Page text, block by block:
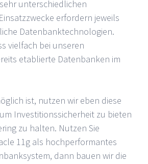
unterschiedlichen
erfordern jeweils
Datenbanktechnologien.
vielfach bei unseren
etablierte Datenbanken im
ist, nutzen wir eben diese
Investitionssicherheit zu bieten
zu halten. Nutzen Sie
11g als hochperformantes
dann bauen wir die